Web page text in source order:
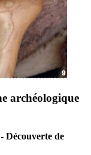
archéologique
Découverte de